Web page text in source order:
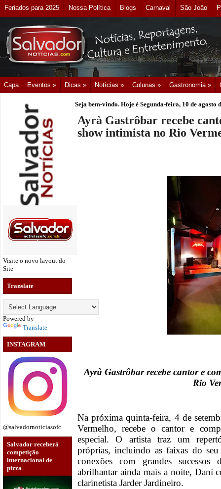
Feriados para 2025 Nossa Política Blogs Carnaval São João
Capa Eventos » Dicas » Notícias » Colunas » Gastronomia »
Visite o novo layout do
Site
Translate
Powered by
Translate
INSTAGRAM
@salvadornoticiasofc
Salvador receberá
competição
internacional de
pizza
Seja bem-vindo. Hoje é Segunda-feira, 10 de agosto
Ayrà Gastrôbar recebe
show intimista no Rio
Ayrà Gastrôbar recebe cantor e
Rio
Na próxima quinta-feira, 4 de
Vermelho, recebe o cantor e
especial. O artista traz um
próprias, incluindo as faixas do
conexões com grandes
abrilhantar ainda mais a noite, Daní
clarinetista Jarder Jardineiro.